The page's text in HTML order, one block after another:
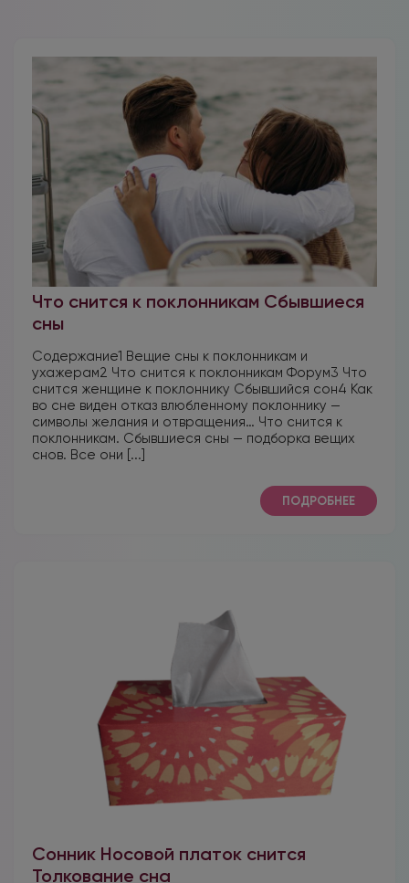
Что снится к поклонникам Сбывшиеся
сны
Содержание1 Вещие сны к поклонникам и
ухажерам2 Что снится к поклонникам Форум3 Что
снится женщине к поклоннику Сбывшийся сон4 Как
во сне виден отказ влюбленному поклоннику —
символы желания и отвращения… Что снится к
поклонникам. Сбывшиеся сны — подборка вещих
снов. Все они [...]
ПОДРОБНЕЕ
Сонник Носовой платок снится
Толкование сна